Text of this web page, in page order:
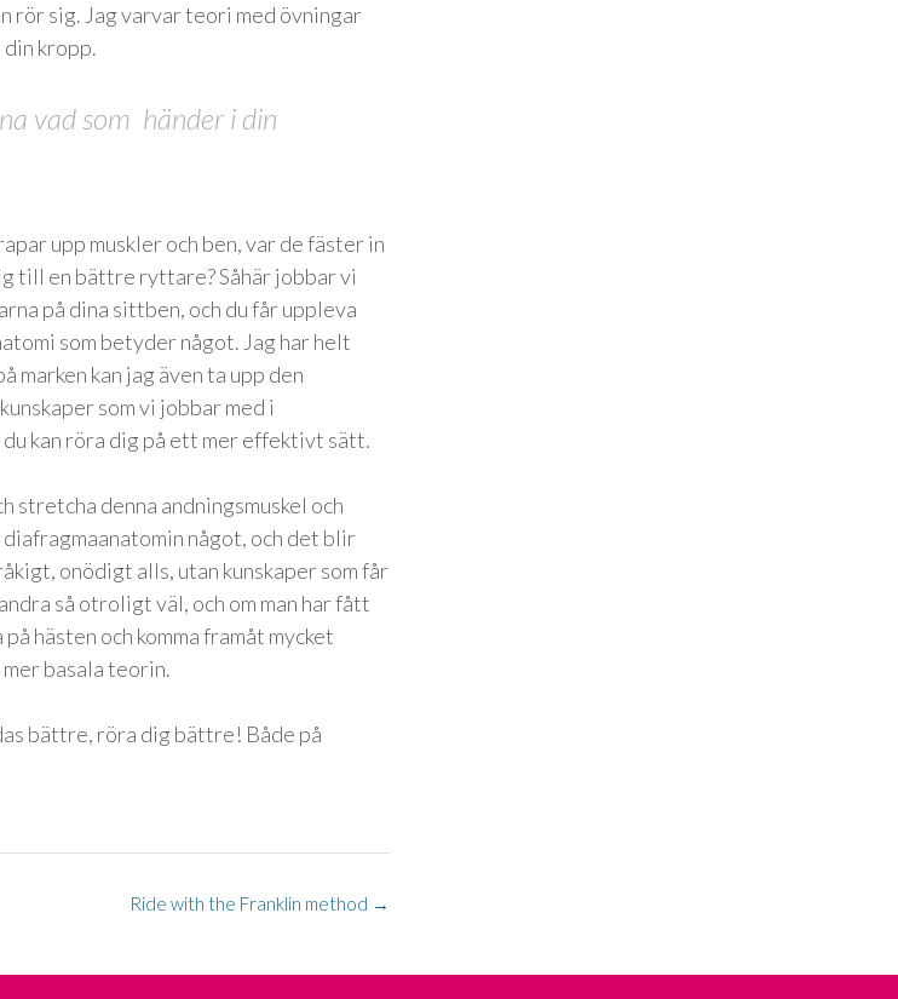
rör sig. Jag varvar teori med övningar
din kropp.
vad som händer i din
upp muskler och ben, var de fäster in
till en bättre ryttare? Såhär jobbar vi
på dina sittben, och du får uppleva
som betyder något. Jag har helt
kan jag även ta upp den
som vi jobbar med i
kan röra dig på ett mer effektivt sätt.
stretcha denna andningsmuskel och
något, och det blir
onödigt alls, utan kunskaper som får
så otroligt väl, och om man har fått
hästen och komma framåt mycket
basala teorin.
bättre, röra dig bättre! Både på
Ride with the Franklin method →